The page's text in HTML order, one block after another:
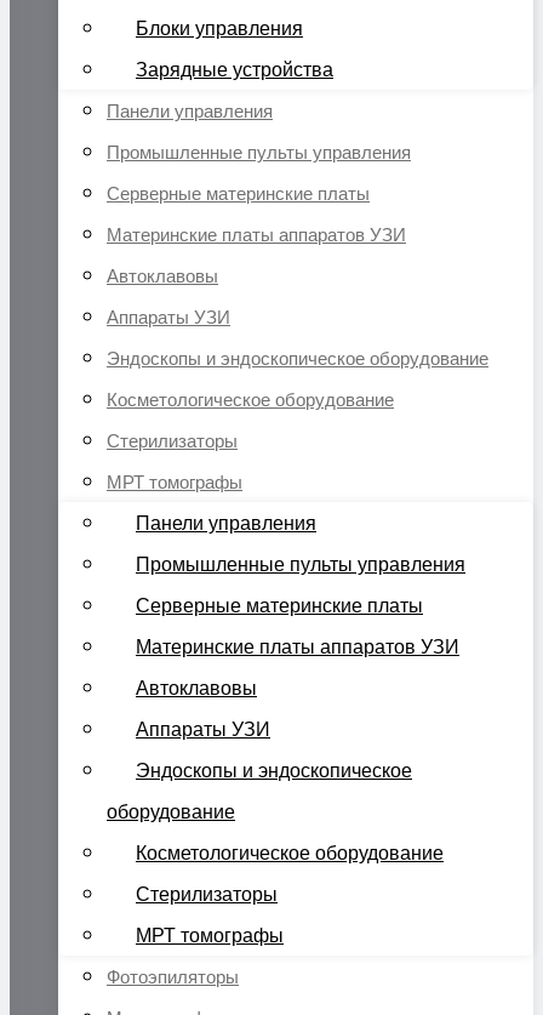
Блоки управления
Зарядные устройства
Панели управления
Промышленные пульты управления
Серверные материнские платы
Материнские платы аппаратов УЗИ
Автоклавовы
Аппараты УЗИ
Эндоскопы и эндоскопическое оборудование
Косметологическое оборудование
Стерилизаторы
МРТ томографы
Панели управления
Промышленные пульты управления
Серверные материнские платы
Материнские платы аппаратов УЗИ
Автоклавовы
Аппараты УЗИ
Эндоскопы и эндоскопическое
оборудование
Косметологическое оборудование
Стерилизаторы
МРТ томографы
Фотоэпиляторы